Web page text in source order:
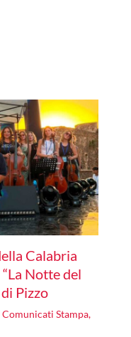
Calabria
Notte del
Pizzo
Comunicati Stampa,